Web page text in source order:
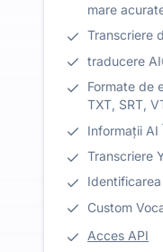
mare
Transcriere
traducere AI
Formate de
TXT, SRT,
Informații
Transcriere
Custom
Acces API